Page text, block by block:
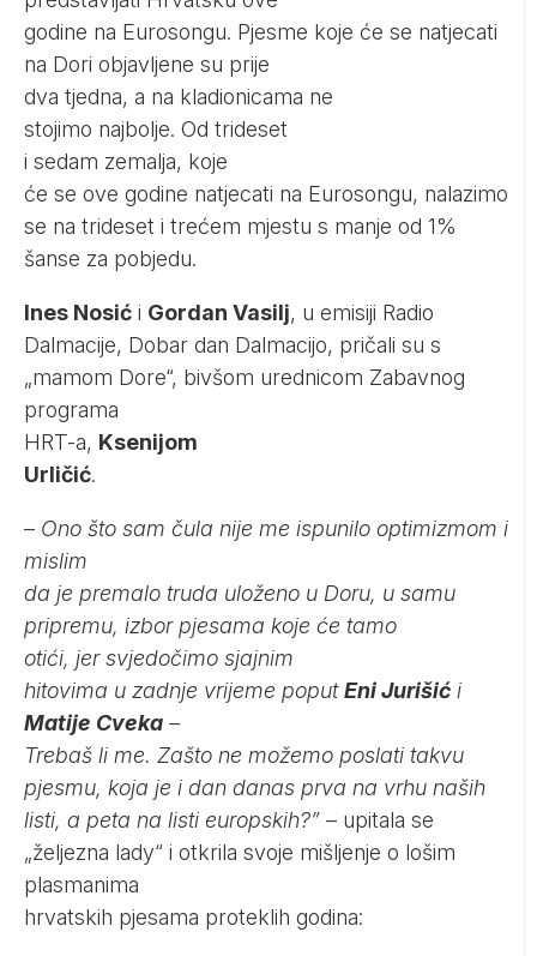
godine na Eurosongu. Pjesme koje će se natjecati
na Dori objavljene su prije
dva tjedna, a na kladionicama ne
stojimo najbolje. Od trideset
i sedam zemalja, koje
će se ove godine natjecati na Eurosongu, nalazimo
se na trideset i trećem mjestu s manje od 1%
šanse za pobjedu.
Ines Nosić i Gordan Vasilj, u emisiji Radio
Dalmacije, Dobar dan Dalmacijo, pričali su s
„mamom Dore“, bivšom urednicom Zabavnog
programa
HRT-a, Ksenijom
Urličić.
– Ono što sam čula nije me ispunilo optimizmom i
mislim
da je premalo truda uloženo u Doru, u samu
pripremu, izbor pjesama koje će tamo
otići, jer svjedočimo sjajnim
hitovima u zadnje vrijeme poputEni Jurišić i
Matije Cveka –
Trebaš li me. Zašto ne možemo poslati takvu
pjesmu, koja je i dan danas prva na vrhu naših
listi, a peta na listi europskih?” – upitala se
„željezna lady“ i otkrila svoje mišljenje o lošim
plasmanima
hrvatskih pjesama proteklih godina: